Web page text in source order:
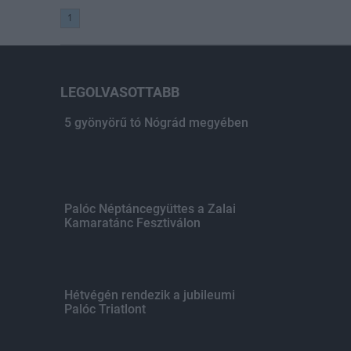
1
LEGOLVASOTTABB
5 gyönyörű tó Nógrád megyében
Palóc Néptáncegyüttes a Zalai
Kamaratánc Fesztiválon
Hétvégén rendezik a jubileumi
Palóc Triatlont